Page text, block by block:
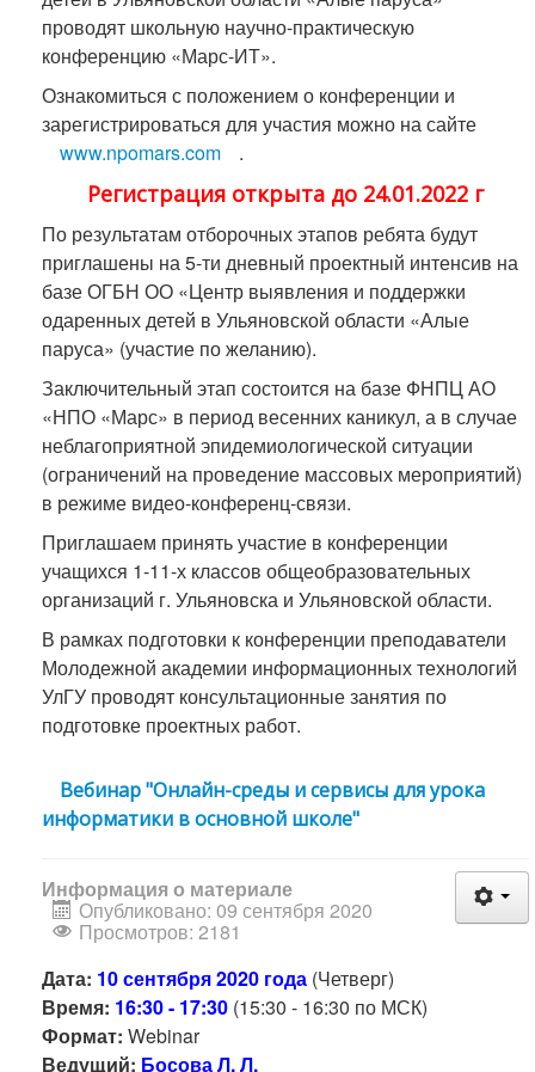
проводят школьную научно-практическую
конференцию «Марс-ИТ».
Ознакомиться с положением о конференции и
зарегистрироваться для участия можно на сайте
www.npomars.com
.
Регистрация открыта до 24.01.2022 г
По результатам отборочных этапов ребята будут
приглашены на 5-ти дневный проектный интенсив на
базе ОГБН ОО «Центр выявления и поддержки
одаренных детей в Ульяновской области «Алые
паруса» (участие по желанию).
Заключительный этап состоится на базе ФНПЦ АО
«НПО «Марс» в период весенних каникул, а в случае
неблагоприятной эпидемиологической ситуации
(ограничений на проведение массовых мероприятий)
в режиме видео-конференц-связи.
Приглашаем принять участие в конференции
учащихся 1-11-х классов общеобразовательных
организаций г. Ульяновска и Ульяновской области.
В рамках подготовки к конференции преподаватели
Молодежной академии информационных технологий
УлГУ проводят консультационные занятия по
подготовке проектных работ.
Вебинар "Онлайн-среды и сервисы для урока
информатики в основной школе"
Информация о материале
Опубликовано: 09 сентября 2020
Просмотров: 2181
Дата: 10 сентября 2020 года (Четверг)
Время: 16:30 - 17:30 (15:30 - 16:30 по МСК)
Формат: Webinar
Ведущий: Босова Л. Л.